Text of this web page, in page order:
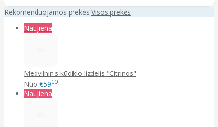
Rekomenduojamos prekės Visos prekės
Naujiena
Medvilninis kūdikio lizdelis "Citrinos"
Nuo €5900
Naujiena